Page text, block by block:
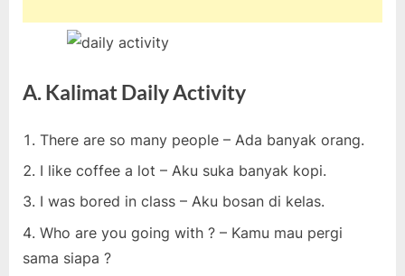
A. Kalimat Daily Activity
There are so many people – Ada banyak orang.
I like coffee a lot – Aku suka banyak kopi.
I was bored in class – Aku bosan di kelas.
Who are you going with ? – Kamu mau pergi
sama siapa ?